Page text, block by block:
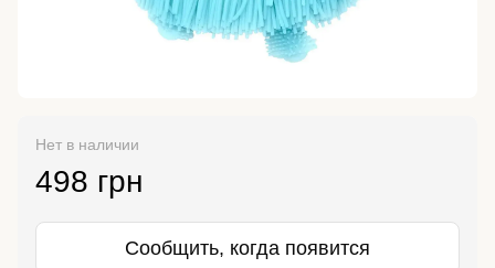
Нет в наличии
498 грн
Сообщить, когда появится